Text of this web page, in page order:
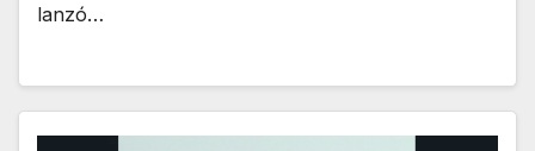
lanzó…